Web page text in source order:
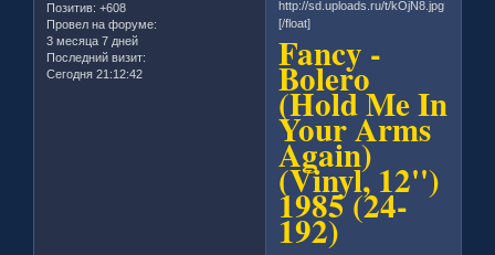
Позитив: +608
Провел на форуме:
3 месяца 7 дней
Последний визит:
Сегодня 21:12:42
[/float]
Fancy -
Bolero
(Hold Me In
Your Arms
Again)
(Vinyl, 12'')
1985 (24-
192)